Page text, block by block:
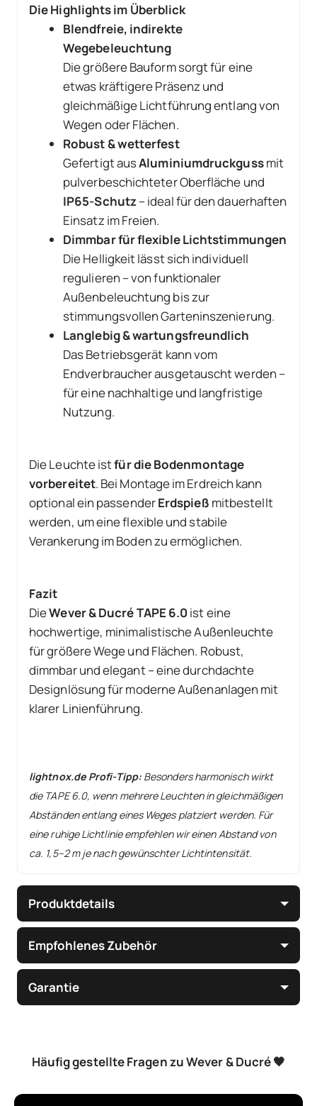
Die Highlights im Überblick
Blendfreie, indirekte
Wegebeleuchtung
Die größere Bauform sorgt für eine
etwas kräftigere Präsenz und
gleichmäßige Lichtführung entlang von
Wegen oder Flächen.
Robust & wetterfest
Gefertigt ausAluminiumdruckgussmit
pulverbeschichteter Oberfläche und
IP65-Schutz– ideal für den dauerhaften
Einsatz im Freien.
Dimmbar für flexible Lichtstimmungen
Die Helligkeit lässt sich individuell
regulieren – von funktionaler
Außenbeleuchtung bis zur
stimmungsvollen Garteninszenierung.
Langlebig & wartungsfreundlich
Das Betriebsgerät kann vom
Endverbraucher ausgetauscht werden –
für eine nachhaltige und langfristige
Nutzung.
Die Leuchte istfür die Bodenmontage
vorbereitet. Bei Montage im Erdreich kann
optional ein passenderErdspieß mitbestellt
werden, um eine flexible und stabile
Verankerung im Boden zu ermöglichen.
Fazit
DieWever & Ducré TAPE 6.0 ist eine
hochwertige, minimalistische Außenleuchte
für größere Wege und Flächen. Robust,
dimmbar und elegant – eine durchdachte
Designlösung für moderne Außenanlagen mit
klarer Linienführung.
lightnox.de Profi-Tipp:Besonders harmonisch wirkt
die TAPE 6.0, wenn mehrere Leuchten in gleichmäßigen
Abständen entlang eines Weges platziert werden. Für
eine ruhige Lichtlinie empfehlen wir einen Abstand von
ca. 1,5–2 m je nach gewünschter Lichtintensität.
Produktdetails
Empfohlenes Zubehör
Garantie
Häufig gestellte Fragen zu Wever & Ducré 🖤